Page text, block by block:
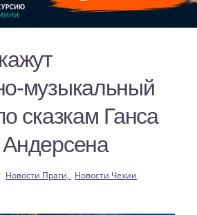
музыкальный
сказкам Ганса
Новости Праги, Новости Чехии